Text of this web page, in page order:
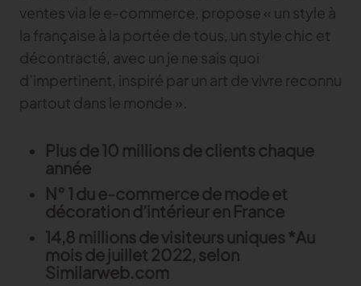
ventes via le e-commerce, propose « un style à
la française à la portée de tous, un style chic et
décontracté, avec un je ne sais quoi
d’impertinent, inspiré par un art de vivre reconnu
partout dans le monde ».
Plus de 10 millions de clients chaque
année
N° 1 du e-commerce de mode et
décoration d’intérieur en France
14,8 millions de visiteurs uniques *Au
mois de juillet 2022, selon
Similarweb.com